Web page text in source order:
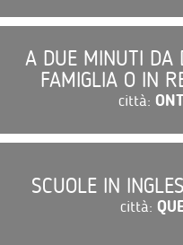
A DUE MINUTI DA
FAMIGLIA O IN
città:
SCUOLE IN
città: